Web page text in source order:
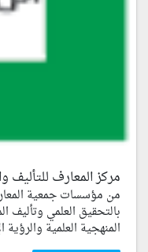
مركز المعارف للتأليف
من مؤسسات جمعية
بالتحقيق العلمي وتأليف
المنهجية العلمية والرؤية